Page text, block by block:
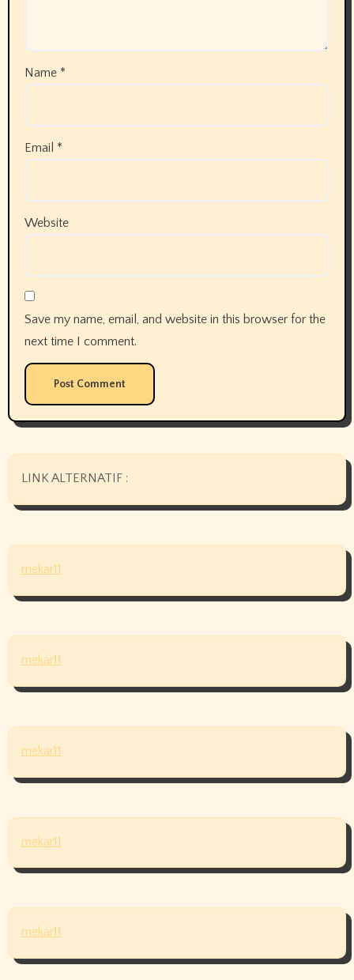
Name *
Email *
Website
Save my name, email, and website in this browser for the
next time I comment.
LINK ALTERNATIF :
mekar11
mekar11
mekar11
mekar11
mekar11